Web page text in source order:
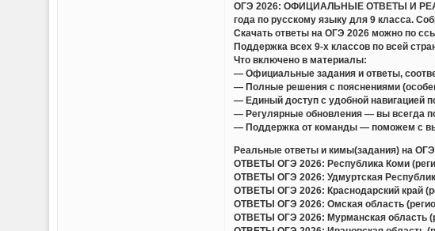
ОГЭ 2026: ОФИЦИАЛЬНЫЕ ОТВЕТЫ И
года по русскому языку для 9 класса.
Скачать ответы на ОГЭ 2026 можно по
Поддержка всех 9-х классов по всей
Что включено в материалы:
— Официальные задания и ответы,
— Полные решения с пояснениями
— Единый доступ с удобной навигацией
— Регулярные обновления — вы всегда
— Поддержка от команды — поможем с
Реальные ответы и кимы(задания) на ОГЭ
ОТВЕТЫ ОГЭ 2026: Республика Коми
ОТВЕТЫ ОГЭ 2026: Удмуртская
ОТВЕТЫ ОГЭ 2026: Краснодарский край
ОТВЕТЫ ОГЭ 2026: Омская область
ОТВЕТЫ ОГЭ 2026: Мурманская область